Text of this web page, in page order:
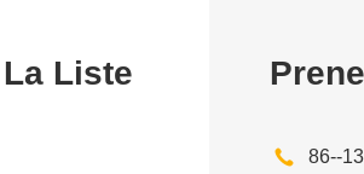
Liste
86--